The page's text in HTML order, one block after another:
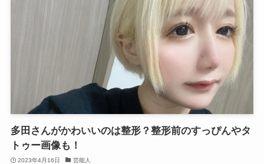
多田さんがかわいいのは整形？整形前のすっぴんやタ
トゥー画像も！
2023年4月16日 芸能人